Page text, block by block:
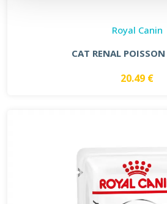
Royal Canin
CAT RENAL
20.49 €